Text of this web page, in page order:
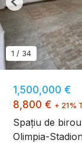
1,500,000 €
8,800 € + 21%
Spațiu de
Olimpia-
1 / 34
Previous